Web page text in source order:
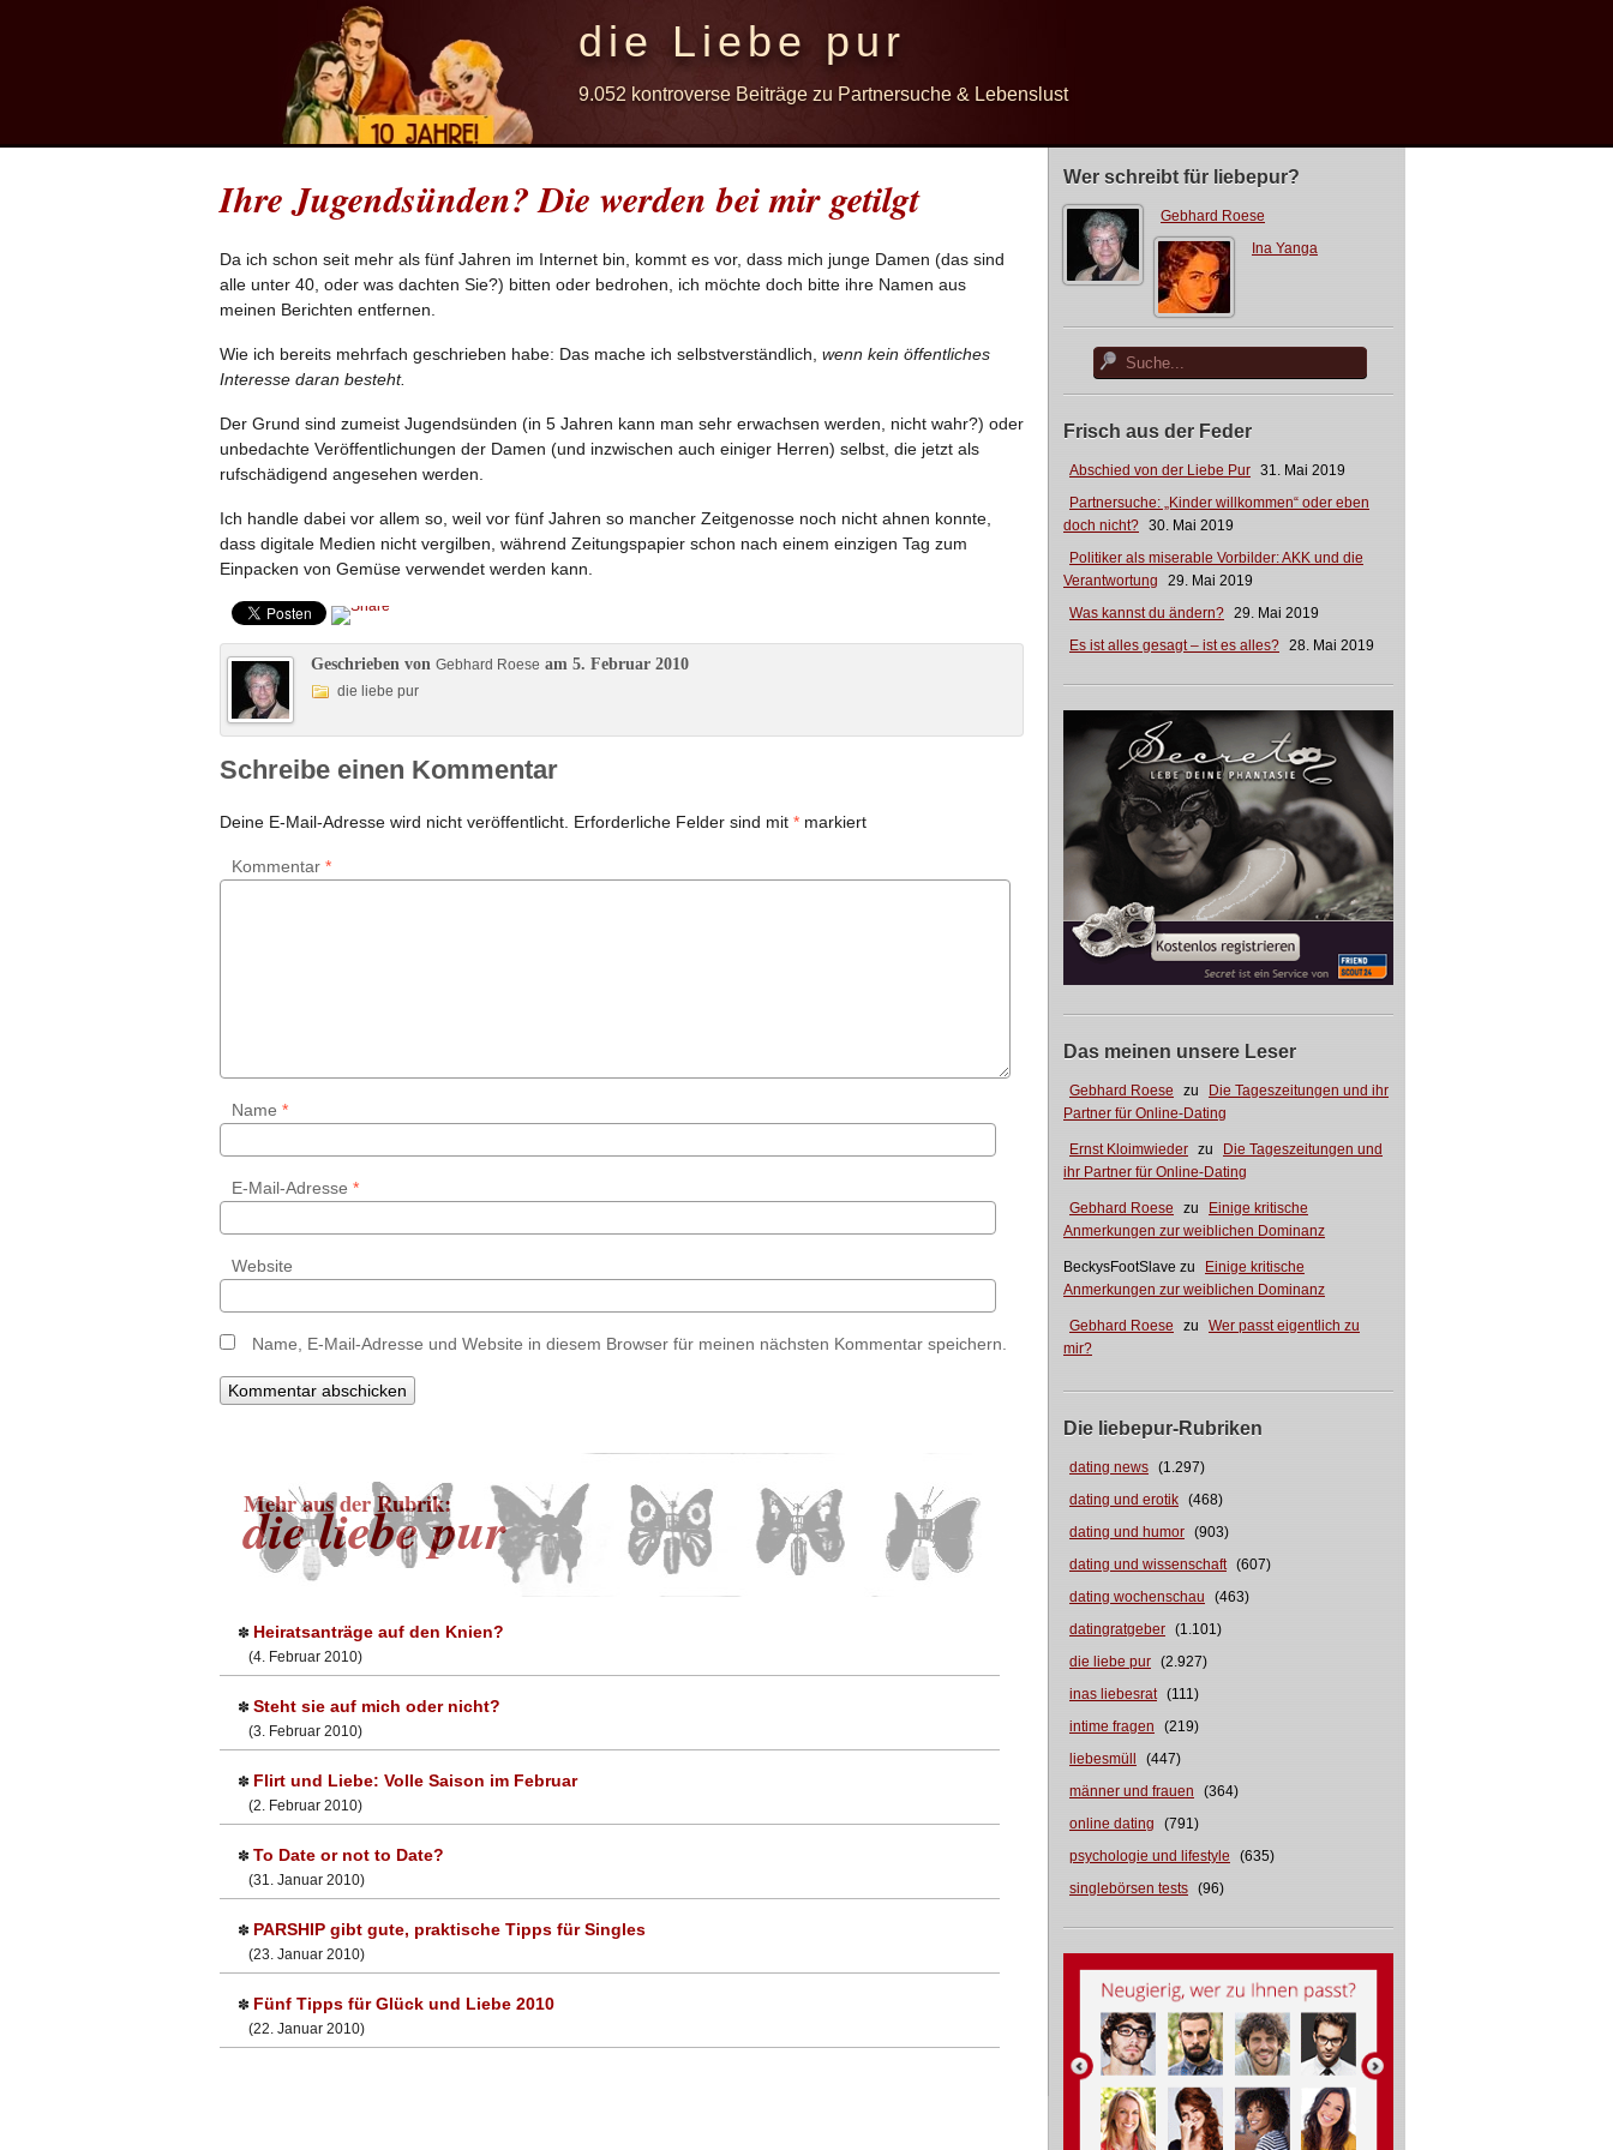
die Liebe pur
9.052 kontroverse Beiträge zu Partnersuche & Lebenslust
Wer schreibt für liebepur?
Gebhard Roese
Ina Yanga
Frisch aus der Feder
Abschied von der Liebe Pur 31. Mai 2019
Partnersuche: „Kinder willkommen“ oder eben
doch nicht? 30. Mai 2019
Politiker als miserable Vorbilder: AKK und die
Verantwortung
29. Mai 2019
Was kannst du ändern? 29. Mai 2019
Es ist alles gesagt – ist es alles? 28. Mai 2019
Das meinen unsere Leser
Gebhard Roese zu
Die Tageszeitungen und ihr
Partner für Online-Dating
Ernst Kloimwieder zu
Die Tageszeitungen und
ihr Partner für Online-Dating
Gebhard Roese zu
Einige kritische
Anmerkungen zur weiblichen Dominanz
BeckysFootSlave zu
Einige kritische
Anmerkungen zur weiblichen Dominanz
Gebhard Roese zu
Wer passt eigentlich zu
mir?
Die liebepur-Rubriken
dating news (1.297)
dating und erotik (468)
dating und humor (903)
dating und wissenschaft (607)
dating wochenschau
(463)
datingratgeber (1.101)
die liebe pur (2.927)
inas liebesrat (111)
intime fragen
(219)
liebesmüll
(447)
männer und frauen
(364)
online dating
(791)
psychologie und lifestyle
(635)
singlebörsen tests (96)
Ihre Jugendsünden? Die werden bei mir getilgt
Da ich schon seit mehr als fünf Jahren im Internet bin, kommt es vor, dass mich junge Damen (das sind
alle unter 40, oder was dachten Sie?) bitten oder bedrohen, ich möchte doch bitte ihre Namen aus
meinen Berichten entfernen.
Wie ich bereits mehrfach geschrieben habe: Das mache ich selbstverständlich, wenn kein öffentliches
Interesse daran besteht.
Der Grund sind zumeist Jugendsünden (in 5 Jahren kann man sehr erwachsen werden, nicht wahr?) oder
unbedachte Veröffentlichungen der Damen (und inzwischen auch einiger Herren) selbst, die jetzt als
rufschädigend angesehen werden.
Ich handle dabei vor allem so, weil vor fünf Jahren so mancher Zeitgenosse noch nicht ahnen konnte,
dass digitale Medien nicht vergilben, während Zeitungspapier schon nach einem einzigen Tag zum
Einpacken von Gemüse verwendet werden kann.
Geschrieben von Gebhard Roese am 5. Februar 2010
die liebe pur
Schreibe einen Kommentar
Deine E-Mail-Adresse wird nicht veröffentlicht. Erforderliche Felder sind mit * markiert
Kommentar *
Name *
E-Mail-Adresse *
Website
Name, E-Mail-Adresse und Website in diesem Browser für meinen nächsten Kommentar speichern.
Mehr aus der Rubrik:
die liebe pur
✽ Heiratsanträge auf den Knien?
(4. Februar 2010)
✽ Steht sie auf mich oder nicht?
(3. Februar 2010)
✽ Flirt und Liebe: Volle Saison im Februar
(2. Februar 2010)
✽ To Date or not to Date?
(31. Januar 2010)
✽ PARSHIP gibt gute, praktische Tipps für Singles
(23. Januar 2010)
✽ Fünf Tipps für Glück und Liebe 2010
(22. Januar 2010)